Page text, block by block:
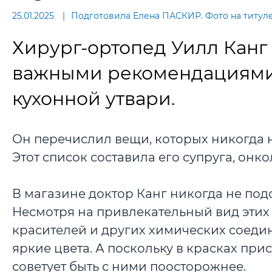
25.01.2025 Подготовила Елена ПАСКИР. Фото на
Хирург-ортопед Уилл
важными
кухонной утвари.
Он перечислил вещи, которых никогда
Этот список составила его супруга,
В магазине доктор Канг никогда не
Несмотря на привлекательный вид
красителей и других химических
яркие цвета. А поскольку в красках
советует быть с ними поосторожнее.